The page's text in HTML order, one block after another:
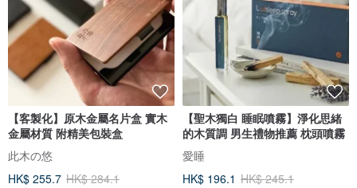
【客製化】原木金屬名片盒 實木
金屬材質 附精美包裝盒
此木の悠
HK$ 255.7 HK$ 284.1
【聖木獨白 睡眠噴霧】淨化思緒
的木質調 男生禮物推薦 枕頭噴霧
愛睡
HK$ 196.1 HK$ 245.1